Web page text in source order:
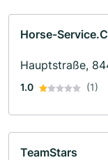
Horse-
Hauptstraße,
1.0 (1)
TeamStars